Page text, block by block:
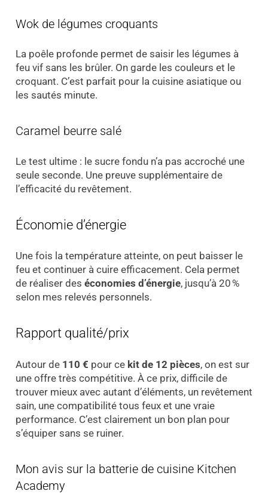
Wok de légumes croquants
La poêle profonde permet de saisir les légumes à
feu vif sans les brûler. On garde les couleurs et le
croquant. C’est parfait pour la cuisine asiatique ou
les sautés minute.
Caramel beurre salé
Le test ultime : le sucre fondu n’a pas accroché une
seule seconde. Une preuve supplémentaire de
l’efficacité du revêtement.
Économie d’énergie
Une fois la température atteinte, on peut baisser le
feu et continuer à cuire efficacement. Cela permet
de réaliser des économies d’énergie, jusqu’à 20 %
selon mes relevés personnels.
Rapport qualité/prix
Autour de 110 € pour ce kit de 12 pièces, on est sur
une offre très compétitive. À ce prix, difficile de
trouver mieux avec autant d’éléments, un revêtement
sain, une compatibilité tous feux et une vraie
performance. C’est clairement un bon plan pour
s’équiper sans se ruiner.
Mon avis sur la batterie de cuisine Kitchen
Academy